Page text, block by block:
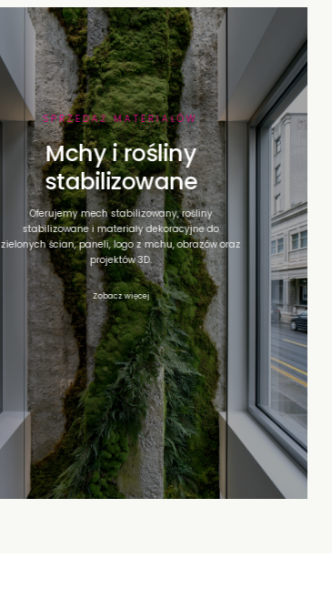
SPRZEDAŻ MATERIAŁÓW
Mchy i rośliny
stabilizowane
Oferujemy mech stabilizowany, rośliny
stabilizowane i materiały dekoracyjne do
zielonych ścian, paneli, logo z mchu, obrazów oraz
projektów 3D.
Zobacz więcej